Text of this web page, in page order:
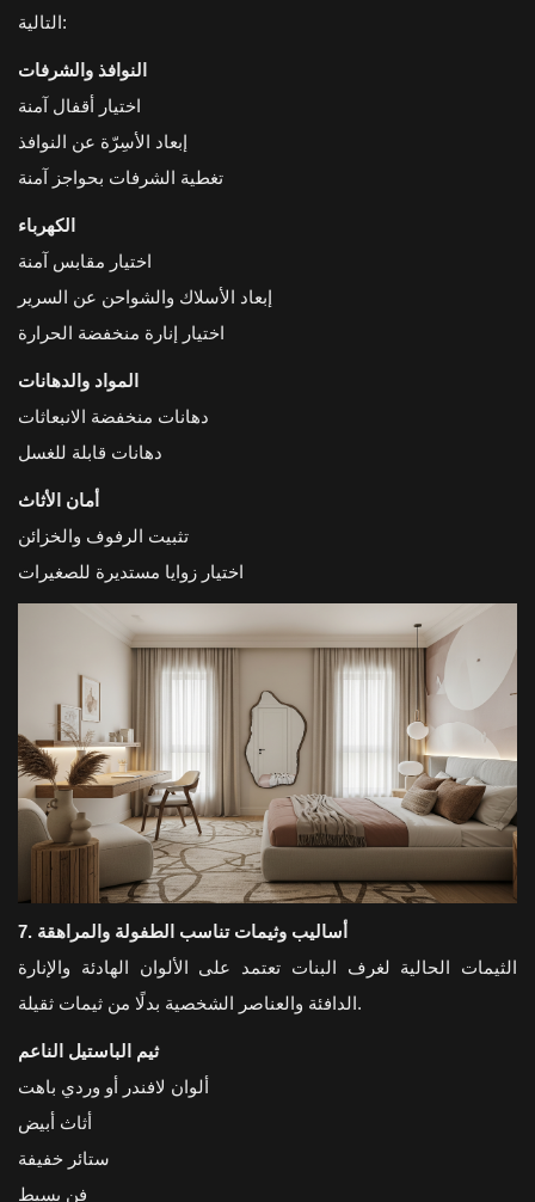
التالية:
النوافذ والشرفات
اختيار أقفال آمنة
إبعاد الأسِرّة عن النوافذ
تغطية الشرفات بحواجز آمنة
الكهرباء
اختيار مقابس آمنة
إبعاد الأسلاك والشواحن عن السرير
اختيار إنارة منخفضة الحرارة
المواد والدهانات
دهانات منخفضة الانبعاثات
دهانات قابلة للغسل
أمان الأثاث
تثبيت الرفوف والخزائن
اختيار زوايا مستديرة للصغيرات
7. أساليب وثيمات تناسب الطفولة والمراهقة
الثيمات الحالية لغرف البنات تعتمد على الألوان الهادئة والإنارة
الدافئة والعناصر الشخصية بدلًا من ثيمات ثقيلة.
ثيم الباستيل الناعم
ألوان لافندر أو وردي باهت
أثاث أبيض
ستائر خفيفة
فن بسيط